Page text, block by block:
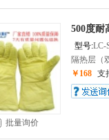
批量询价
500度耐
型号:LC-
隔热层（
￥168 支